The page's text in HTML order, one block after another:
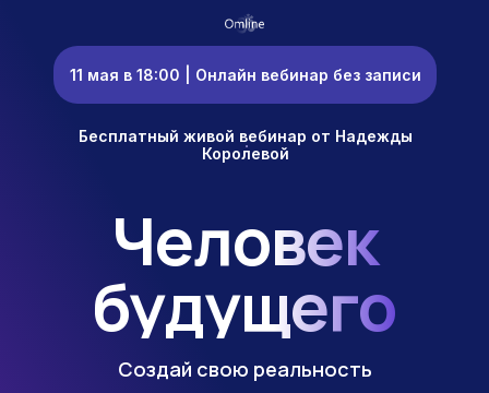
Человек
будущего
Создай свою реальность
11 мая в 18:00 | Онлайн вебинар без записи
Бесплатный живой вебинар от Надежды
Королевой